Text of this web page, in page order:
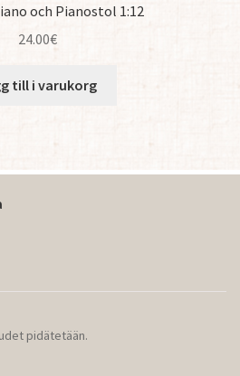
och Pianostol 1:12
24.00€
till i varukorg
pidätetään.